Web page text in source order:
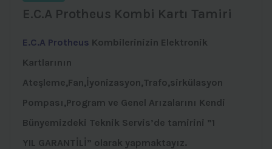
E.C.A Protheus Kombi Kartı Tamiri
E.C.A Protheus Kombilerinizin Elektronik
Kartlarının
Ateşleme,Fan,İyonizasyon,Trafo,sirkülasyon
Pompası,Program ve Genel Arızalarını Kendi
Bünyemizdeki Teknik Servis’de tamirini ”1
YIL GARANTİLİ” olarak yapmaktayız.